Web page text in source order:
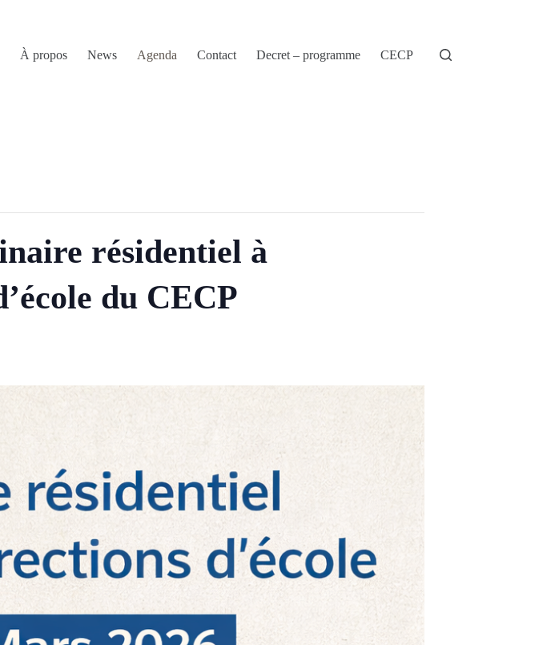
À propos News Agenda Contact Decret – programme CECP
résidentiel à
du CECP